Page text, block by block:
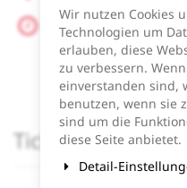
Fr, 12. September 2025
Beginn: 10:30Uhr
Ende:17:30Uhr
Zum Kalender
Produkte
Tickets
Wir nutzen Cookies
Technologien um
erlauben, diese
zu verbessern.
einverstanden sind,
benutzen, wenn sie
sind um die
diese Seite anbietet.
Detail-